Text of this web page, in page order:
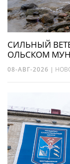
СИЛЬНЫЙ
ОЛЬСКОМ
08-АВГ-2026 |